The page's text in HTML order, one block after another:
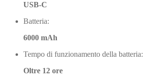
USB-C
Batteria:
6000 mAh
Tempo di funzionamento della batteria:
Oltre 12 ore